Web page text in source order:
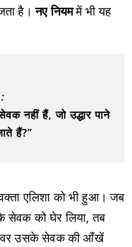
है।नए नियममें भी यह
नहीं हैं, जो उद्धार पाने
हैं?”
एलिशा को भी हुआ। जब
सेवक को घेर लिया, तब
उसके सेवक की आँखें